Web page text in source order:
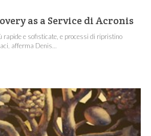
as a Service di Acronis
rapide e sofisticate, e processi di ripristino
afferma Denis...